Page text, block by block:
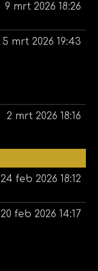
9 mrt 2026 18:26
5 mrt 2026 19:43
2 mrt 2026 18:16
24 feb 2026 18:12
20 feb 2026 14:17